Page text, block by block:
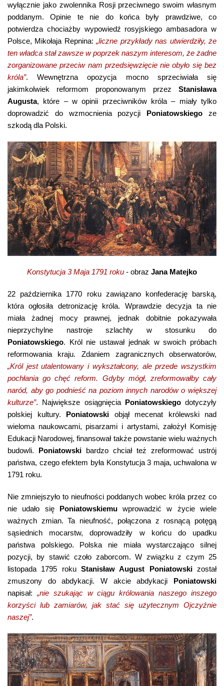
wyłącznie jako zwolennika Rosji przeciwnego swoim własnym
poddanym. Opinie te nie do końca były prawdziwe, co
potwierdza chociażby wypowiedź rosyjskiego ambasadora w
Polsce, Mikołaja Repnina:„liczne przykłady nas utwierdziły, że
ten władca stał zawsze w poprzek naszym interesom, że żadne
zorganizowane przeciw nam przedsięwzięcie nie obyło się bez
króla”. Wewnętrzna opozycja mocno sprzeciwiała się
jakimkolwiek reformom proponowanym przez Stanisława
Augusta, które – w opinii przeciwników króla – miały tylko
doprowadzić do wzmocnienia pozycji Poniatowskiego ze
szkodą dla Polski.
Konstytucja 3 Maja 1791 roku - obraz Jana Matejko
22 października 1770 roku zawiązano konfederację barską,
która ogłosiła detronizację króla. Wprawdzie decyzja ta nie
miała żadnej mocy prawnej, jednak dobitnie pokazywała
nieprzychylne nastroje szlachty w stosunku do
Poniatowskiego. Król nie ustawał jednak w swoich próbach
reformowania kraju. Zdaniem zagranicznych obserwatorów,
„Król jest utalentowany i wykształcony, ale przede wszystkim
pochłania go chęć reform. Gdyby mógł, zreformowałby cały
naród, aby go podnieść na poziom innych narodów o większej
kulturze”. Największe osiągnięcia Poniatowskiegodotyczyły
polskiej kultury. Poniatowski objął mecenat królewski nad
wieloma naukowcami, pisarzami i artystami, założył Komisję
Edukacji Narodowej, finansował także powstanie wielu ważnych
budowli. Poniatowski bardzo chciał też zreformować ustrój
państwa, czego efektem była Konstytucja 3 maja, uchwalona w
1791 roku.
Nie zmniejszyło to nieufności poddanych wobec króla przez co
nie udało się Poniatowskiemuwprowadzić w życie wiele
ważnych zmian. Ta nieufność, połączona z rosnącą potęgą
sąsiednich mocarstw, doprowadziły w końcu do upadku
państwa polskiego. Polska nie miała wystarczająco silnej
pozycji, by stawić czoło zaborcom. W związku z czym 25
listopada 1795 roku Stanisław August Poniatowskizostał
zmuszony do abdykacji. W akcie abdykacji Poniatowski
napisał: „nie szukając w ciągu królowania naszego inszego
korzyści lub zamiarów, jak stać się użytecznym Ojczyźnie
naszej”.